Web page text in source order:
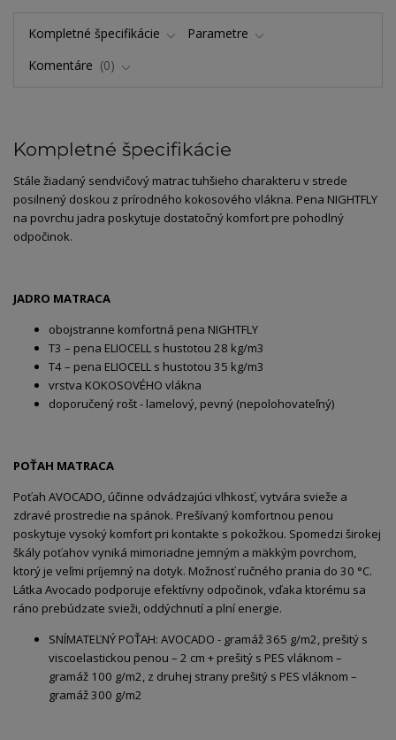
Kompletné špecifikácie
Parametre
Komentáre
0
Kompletné špecifikácie
Stále žiadaný sendvičový matrac tuhšieho charakteru v strede
posilnený doskou z prírodného kokosového vlákna. Pena NIGHTFLY
na povrchu jadra poskytuje dostatočný komfort pre pohodlný
odpočinok.
JADRO MATRACA
obojstranne komfortná pena NIGHTFLY
T3 – pena ELIOCELL s hustotou 28 kg/m3
T4 – pena ELIOCELL s hustotou 35 kg/m3
vrstva KOKOSOVÉHO vlákna
doporučený rošt - lamelový, pevný (nepolohovateľný)
POŤAH MATRACA
Poťah AVOCADO, účinne odvádzajúci vlhkosť, vytvára svieže a
zdravé prostredie na spánok. Prešívaný komfortnou penou
poskytuje vysoký komfort pri kontakte s pokožkou. Spomedzi širokej
škály poťahov vyniká mimoriadne jemným a mäkkým povrchom,
ktorý je veľmi príjemný na dotyk. Možnosť ručného prania do 30 °C.
Látka Avocado podporuje efektívny odpočinok, vďaka ktorému sa
ráno prebúdzate svieži, oddýchnutí a plní energie.
SNÍMATEĽNÝ POŤAH: AVOCADO - gramáž 365 g/m2, prešitý s
viscoelastickou penou – 2 cm + prešitý s PES vláknom –
gramáž 100 g/m2, z druhej strany prešitý s PES vláknom –
gramáž 300 g/m2